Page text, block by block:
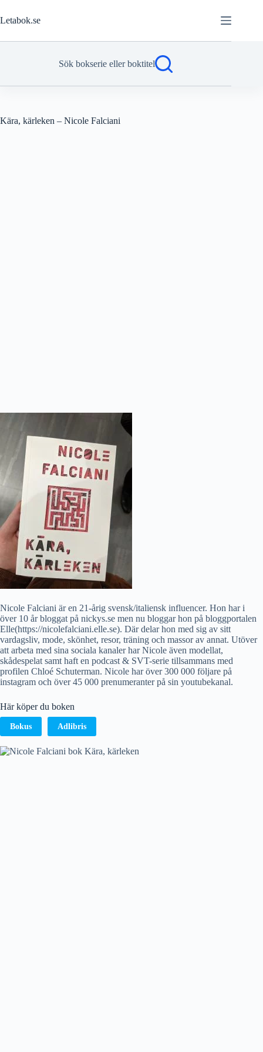
till
innehåll
Letabok.se
Sök bokserie eller boktitel
Kära, kärleken – Nicole Falciani
Nicole Falciani är en 21-årig svensk/italiensk influencer. Hon har i
över 10 år bloggat på nickys.se men nu bloggar hon på bloggportalen
Elle(https://nicolefalciani.elle.se). Där delar hon med sig av sitt
vardagsliv, mode, skönhet, resor, träning och massor av annat. Utöver
att arbeta med sina sociala kanaler har Nicole även modellat,
skådespelat samt haft en podcast & SVT-serie tillsammans med
profilen Chloé Schuterman. Nicole har över 300 000 följare på
instagram och över 45 000 prenumeranter på sin youtubekanal.
Här köper du boken
Bokus Adlibris